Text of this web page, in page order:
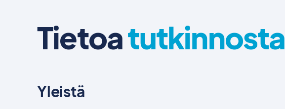
Tietoatutkinnosta
Yleistä